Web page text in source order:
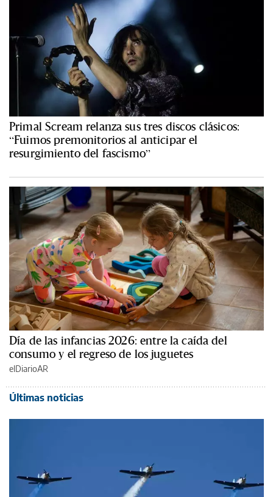
Primal Scream relanza sus tres discos clásicos:
“Fuimos premonitorios al anticipar el
resurgimiento del fascismo”
Día de las infancias 2026: entre la caída del
consumo y el regreso de los juguetes
elDiarioAR
Últimas noticias